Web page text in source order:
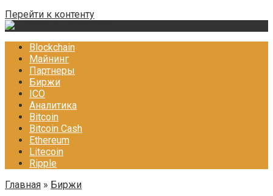
Перейти к контенту
Blockchain
Майнинг
Партнеры
Биржи
ICO
Аналитика
Bitcoin
Bitcoin Cash
Ethereum
Litecoin
Ripple
Главная » Биржи